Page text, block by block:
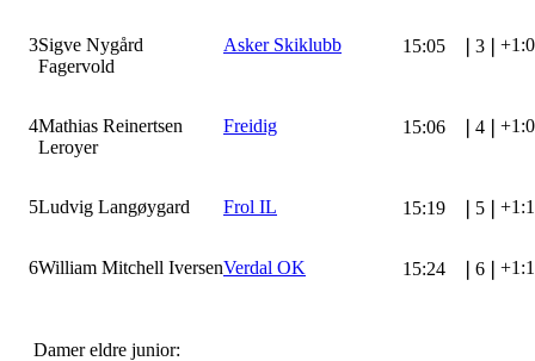
3Sigve Nygård
Fagervold
Asker Skiklubb 15:05 3
4Mathias Reinertsen
Leroyer
Freidig 15:06 4
5Ludvig Langøygard Frol IL 15:19 5
6William Mitchell IversenVerdal OK 15:24 6
Damer eldre junior: